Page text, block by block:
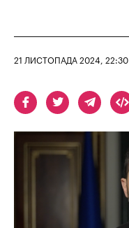
21 ЛИСТОПАДА 2024, 22:30